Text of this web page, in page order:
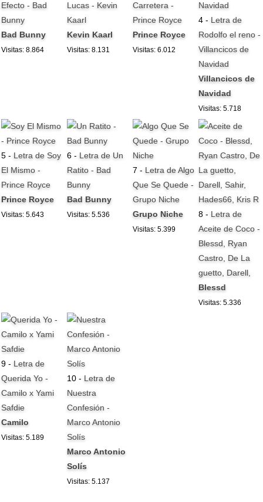
Efecto - Bad
Bunny
Bad Bunny
Visitas: 8.864
Lucas - Kevin
Kaarl
Kevin Kaarl
Visitas: 8.131
Carretera -
Prince Royce
Prince Royce
Visitas: 6.012
4 - Letra de
Rodolfo el reno -
Villancicos de
Navidad
Villancicos de
Navidad
Visitas: 5.718
5 - Letra de Soy
El Mismo -
Prince Royce
Prince Royce
Visitas: 5.643
6 - Letra de Un
Ratito - Bad
Bunny
Bad Bunny
Visitas: 5.536
7 - Letra de Algo
Que Se Quede -
Grupo Niche
Grupo Niche
Visitas: 5.399
8 - Letra de
Aceite de Coco -
Blessd, Ryan
Castro, De La
guetto, Darell,
Blessd
Visitas: 5.336
9 - Letra de
Querida Yo -
Camilo x Yami
Safdie
Camilo
Visitas: 5.189
10 - Letra de
Nuestra
Confesión -
Marco Antonio
Solís
Marco Antonio
Solís
Visitas: 5.137